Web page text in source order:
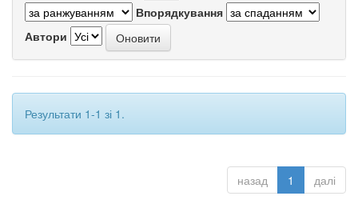
Впорядкування
Автори
Результати 1-1 зі 1.
назад 1 далі